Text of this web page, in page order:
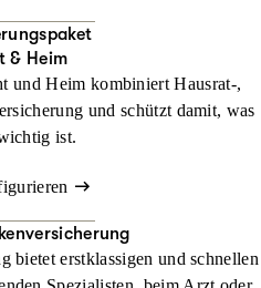
& Heim
und Heim kombiniert Hausrat-,
und schützt damit, was
ist.
bietet erstklassigen und schnellen